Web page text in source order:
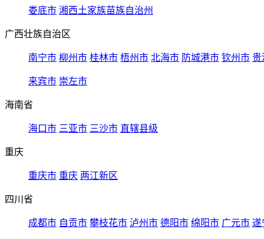
娄底市 湘西土家族苗族自治州
广西壮族自治区
南宁市 柳州市 桂林市 梧州市 北海市 防城港市 钦州市 贵
来宾市 崇左市
海南省
海口市 三亚市 三沙市 直辖县级
重庆
重庆市 重庆 两江新区
四川省
成都市 自贡市 攀枝花市 泸州市 德阳市 绵阳市 广元市 遂